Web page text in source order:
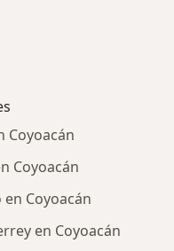
Coyoacán
Coyoacán
Coyoacán
en Coyoacán